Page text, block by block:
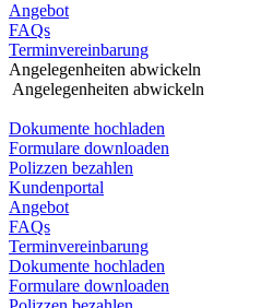
Angebot
FAQs
Terminvereinbarung
Angelegenheiten abwickeln
Angelegenheiten abwickeln
Dokumente hochladen
Formulare downloaden
Polizzen bezahlen
Kundenportal
Angebot
FAQs
Terminvereinbarung
Dokumente hochladen
Formulare downloaden